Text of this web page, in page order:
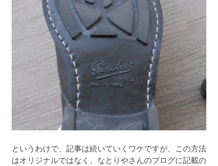
というわけで、記事は続いていくワケですが、この方法
はオリジナルではなく、なとりやさんのブログに記載の